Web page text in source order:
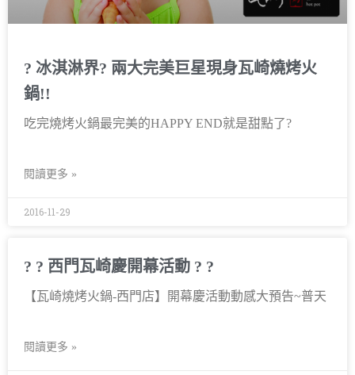
? 冰淇淋界? 兩大完美巨星現身瓦崎燒烤火
鍋!!
吃完燒烤火鍋最完美的HAPPY END就是甜點了?
閱讀更多 »
2016-11-29
? ? 西門瓦崎慶開幕活動 ? ?
【瓦崎燒烤火鍋-西門店】開幕慶活動動感大預告~普天
閱讀更多 »